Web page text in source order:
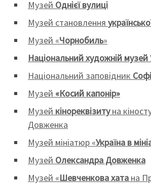
Музей Однієї вулиці
Музей становлення
Музей «Чорнобиль»
Національний художній музей
Національний заповідник
Музей «Косий капонір»
Музей кінореквізитуна
Довженка
Музей мініатюр «Україна в
Музей Олександра Довженка
Музей «Шевченкова хата на